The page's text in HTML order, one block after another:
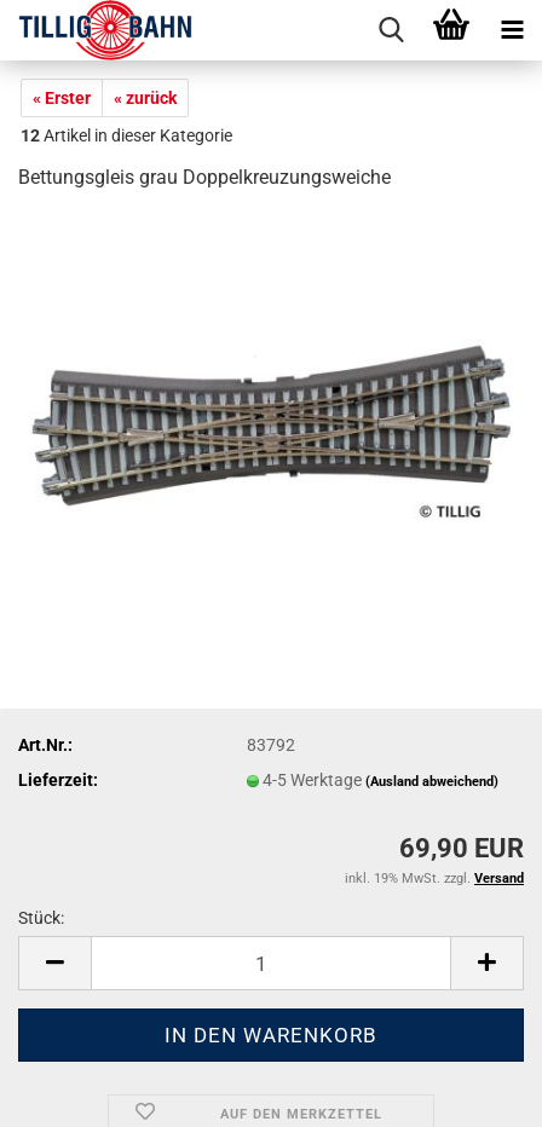
« Erster
« zurück
12Artikel in dieser Kategorie
Bettungsgleis grau Doppelkreuzungsweiche
Art.Nr.:
83792
Lieferzeit:
4-5 Werktage(Ausland abweichend)
69,90 EUR
inkl. 19% MwSt. zzgl. Versand
Stück:
AUF DEN MERKZETTEL